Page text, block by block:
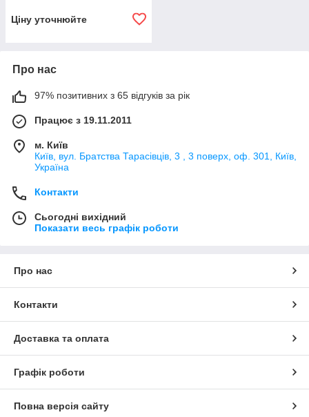
Ціну уточнюйте
Про нас
97% позитивних з 65 відгуків за рік
Працює з 19.11.2011
м. Київ
Київ, вул. Братства Тарасівців, 3 , 3 поверх, оф. 301, Київ,
Україна
Контакти
Сьогодні вихідний
Показати весь графік роботи
Про нас
Контакти
Доставка та оплата
Графік роботи
Повна версія сайту